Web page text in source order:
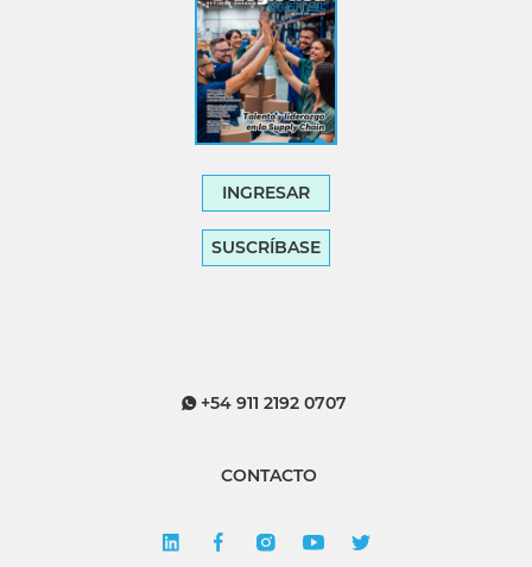
INGRESAR
SUSCRÍBASE
+54 911 2192 0707
CONTACTO